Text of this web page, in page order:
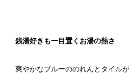
銭湯好きも一目置くお湯の熱さ
爽やかなブルーののれんとタイル